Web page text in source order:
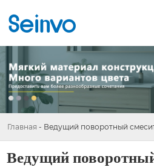
Главная - Ведущий поворотный
Ведущий